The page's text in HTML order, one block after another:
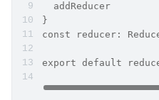
  addReducer
}
const reducer:
export default